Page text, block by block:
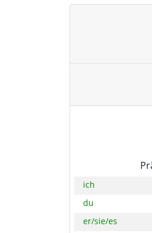
ich
du
er/sie/es